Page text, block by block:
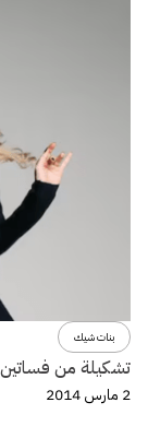
بنات شيك
تشكيلة من فساتين
2 مارس 2014